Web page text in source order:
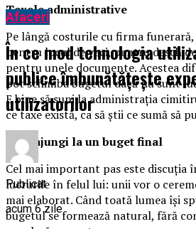
Taxele administrative
Pe lângă costurile cu firma
pentru locul de veci, pentru
pentru unele documente. Acestea
pot schimba bugetul dacă nu sunt
E bine să suni la administrația
ce taxe există, ca să știi ce sumă să
Cum ajungi la un buget final
Cel mai important pas este discuția
lucrurile în felul lui: unii vor o
mai elaborat. Când toată lumea își
bugetul se formează natural, fără
Afaceri
În ce mod tehnologia
publice îmbunătățește
utilizatorilor
Publicat
acum 6 zile